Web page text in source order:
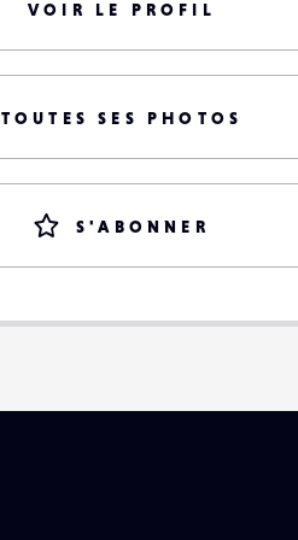
VOIR LE PROFIL
TOUTES SES PHOTOS
S'ABONNER